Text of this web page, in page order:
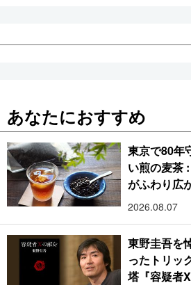
あなたにおすすめ
東京で80年
い煎の麦茶
がふわり広
2026.08.07
東野圭吾を
ったトリッ
塔『容疑者